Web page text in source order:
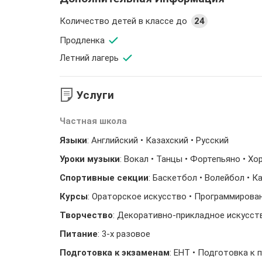
Количество детей в классе до
24
Продленка
Летний лагерь
Услуги
Частная школа
Языки: Английский • Казахский • Русский
Уроки музыки: Вокал • Танцы • Фортепьяно •
Спортивные секции: Баскетбол • Волейбол •
Курсы: Ораторское искусство •
Творчество: Декоративно-прикладное
Питание: 3-х разовое
Подготовка к экзаменам: ЕНТ • Подготовка к